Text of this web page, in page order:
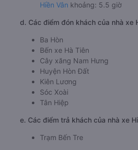
Hiền Vân khoảng: 5.5 giờ
d. Các điểm đón khách của nhà xe
Ba Hòn
Bến xe Hà Tiên
Cây xăng Nam Hưng
Huyện Hòn Đất
Kiên Lương
Sóc Xoài
Tân Hiệp
e. Các điểm trả khách của nhà xe
Trạm Bến Tre